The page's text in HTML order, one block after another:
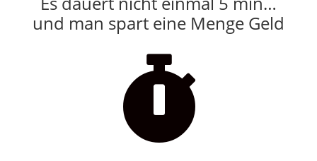
und man spart eine Menge Geld
